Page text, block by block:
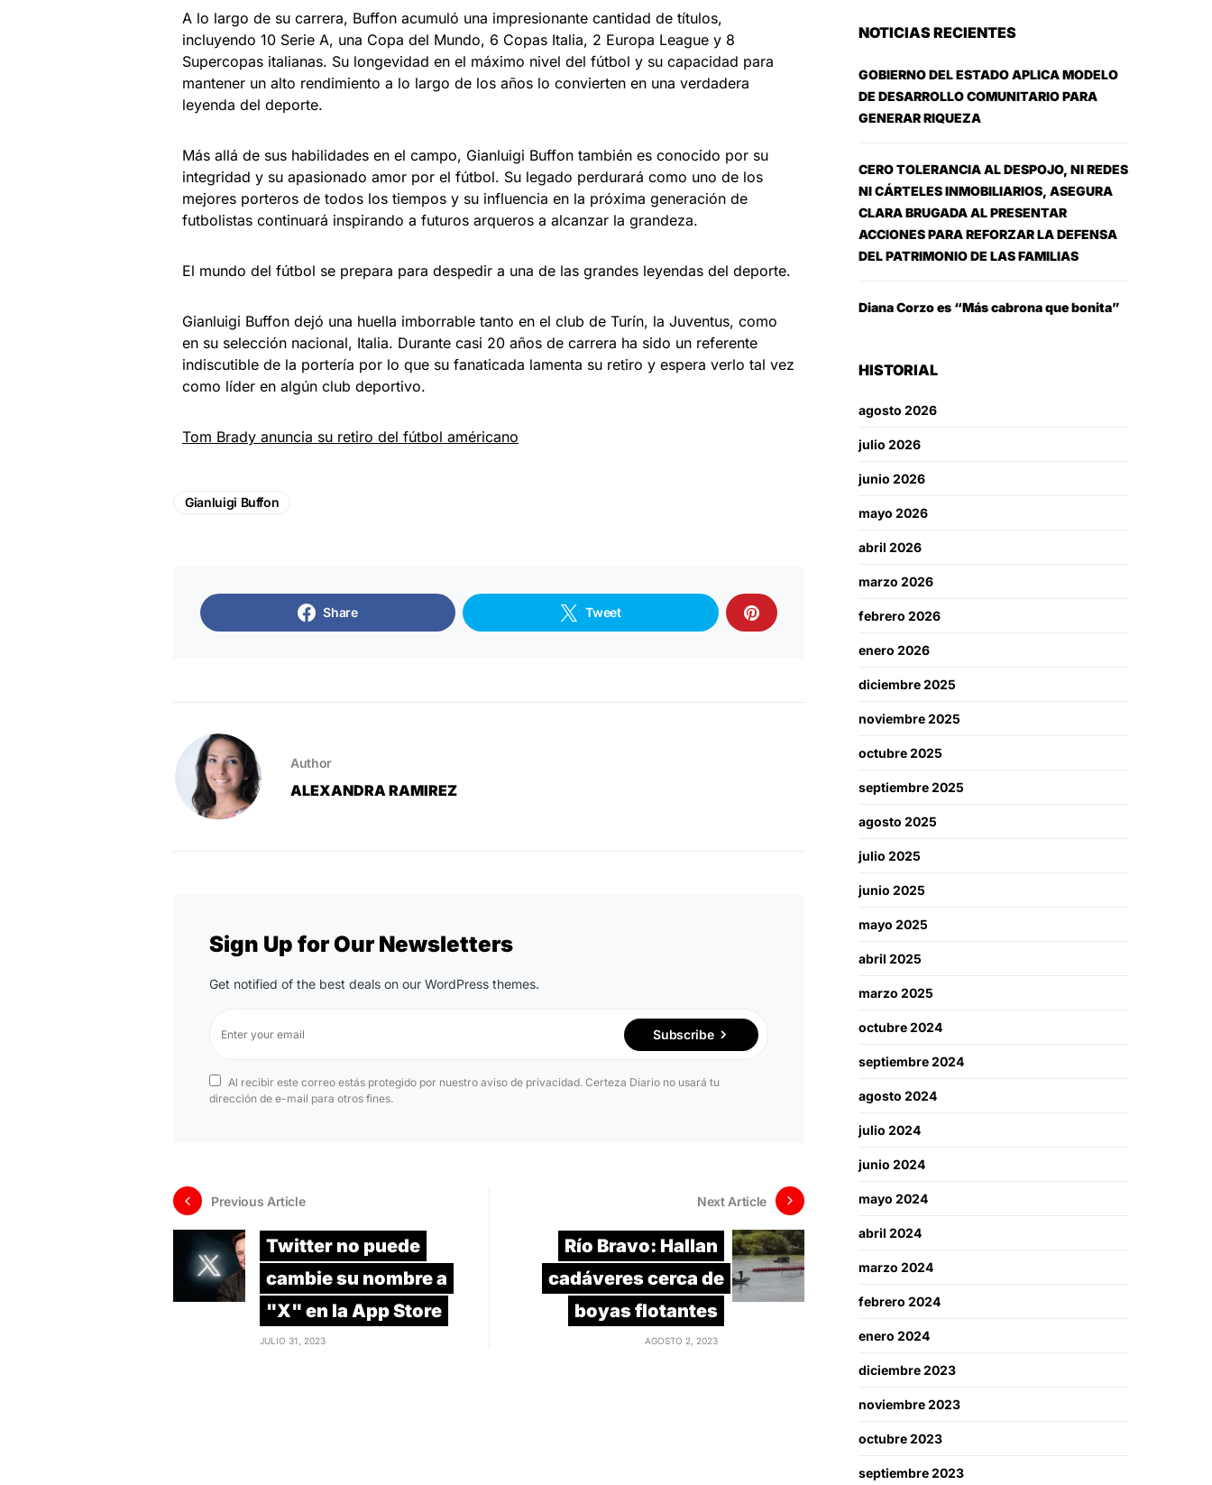
A lo largo de su carrera, Buffon acumuló una impresionante cantidad de títulos,
incluyendo 10 Serie A, una Copa del Mundo, 6 Copas Italia, 2 Europa League y 8
Supercopas italianas. Su longevidad en el máximo nivel del fútbol y su capacidad para
mantener un alto rendimiento a lo largo de los años lo convierten en una verdadera
leyenda del deporte.
Más allá de sus habilidades en el campo, Gianluigi Buffon también es conocido por su
integridad y su apasionado amor por el fútbol. Su legado perdurará como uno de los
mejores porteros de todos los tiempos y su influencia en la próxima generación de
futbolistas continuará inspirando a futuros arqueros a alcanzar la grandeza.
El mundo del fútbol se prepara para despedir a una de las grandes leyendas del deporte.
Gianluigi Buffon dejó una huella imborrable tanto en el club de Turín, la Juventus, como
en su selección nacional, Italia. Durante casi 20 años de carrera ha sido un referente
indiscutible de la portería por lo que su fanaticada lamenta su retiro y espera verlo tal vez
como líder en algún club deportivo.
Tom Brady anuncia su retiro del fútbol américano
Gianluigi Buffon
Share Tweet
Author
ALEXANDRA RAMIREZ
Sign Up for Our Newsletters
Get notified of the best deals on our WordPress themes.
Subscribe
Al recibir este correo estás protegido por nuestro aviso de privacidad. Certeza Diario no usará tu
dirección de e-mail para otros fines.
Previous Article
Twitter no puede
cambie su nombre a
"X" en la App Store
JULIO 31, 2023
Next Article
Río Bravo: Hallan
cadáveres cerca de
boyas flotantes
AGOSTO 2, 2023
NOTICIAS RECIENTES
GOBIERNO DEL ESTADO APLICA MODELO
DE DESARROLLO COMUNITARIO PARA
GENERAR RIQUEZA
CERO TOLERANCIA AL DESPOJO, NI REDES
NI CÁRTELES INMOBILIARIOS, ASEGURA
CLARA BRUGADA AL PRESENTAR
ACCIONES PARA REFORZAR LA DEFENSA
DEL PATRIMONIO DE LAS FAMILIAS
Diana Corzo es “Más cabrona que bonita”
HISTORIAL
agosto 2026
julio 2026
junio 2026
mayo 2026
abril 2026
marzo 2026
febrero 2026
enero 2026
diciembre 2025
noviembre 2025
octubre 2025
septiembre 2025
agosto 2025
julio 2025
junio 2025
mayo 2025
abril 2025
marzo 2025
octubre 2024
septiembre 2024
agosto 2024
julio 2024
junio 2024
mayo 2024
abril 2024
marzo 2024
febrero 2024
enero 2024
diciembre 2023
noviembre 2023
octubre 2023
septiembre 2023